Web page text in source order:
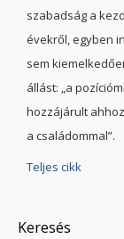
szabadság a
évekről, egyben
sem
állást: „a
hozzájárult
a családommal”.
Teljes cikk
Keresés